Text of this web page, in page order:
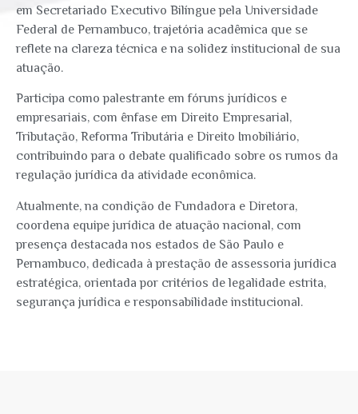
em Secretariado Executivo Bilíngue pela Universidade
Federal de Pernambuco, trajetória acadêmica que se
reflete na clareza técnica e na solidez institucional de sua
atuação.
Participa como palestrante em fóruns jurídicos e
empresariais, com ênfase em Direito Empresarial,
Tributação, Reforma Tributária e Direito Imobiliário,
contribuindo para o debate qualificado sobre os rumos da
regulação jurídica da atividade econômica.
Atualmente, na condição de Fundadora e Diretora,
coordena equipe jurídica de atuação nacional, com
presença destacada nos estados de São Paulo e
Pernambuco, dedicada à prestação de assessoria jurídica
estratégica, orientada por critérios de legalidade estrita,
segurança jurídica e responsabilidade institucional.